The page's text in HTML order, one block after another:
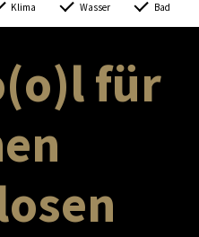
Klima Wasser Bad
für